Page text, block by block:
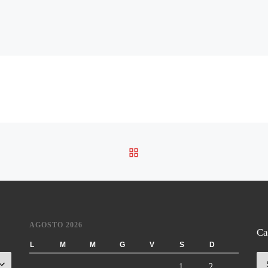
RITORNA ALLA LISTA
AGOSTO 2026
L M M G V S D
1 2